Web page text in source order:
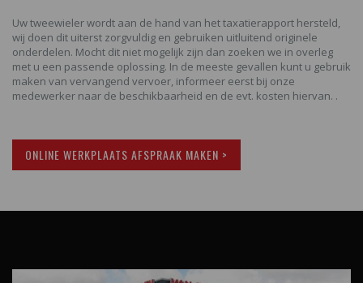
Uw tweewieler wordt aan de hand van het taxatierapport hersteld,
wij doen dit uiterst zorgvuldig en gebruiken uitluitend originele
onderdelen. Mocht dit niet mogelijk zijn dan zoeken we in overleg
met u een passende oplossing. In de meeste gevallen kunt u gebruik
maken van vervangend vervoer, informeer eerst bij onze
medewerker naar de beschikbaarheid en de evt. kosten hiervan. .
ONLINE WERKPLAATS AFSPRAAK MAKEN >